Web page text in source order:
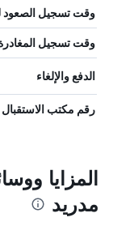
وقت تسجيل الصعود
وقت تسجيل
الدفع والإلغاء
رقم مكتب الاستقبال
المزايا
مدريد